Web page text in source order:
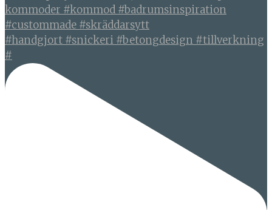
#handgjort #snickeri #betongdesign #tillverkning
#